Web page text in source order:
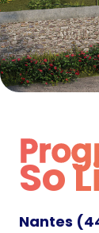
So
Nantes (